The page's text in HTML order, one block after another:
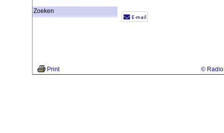
Zoeken
Print © Radio